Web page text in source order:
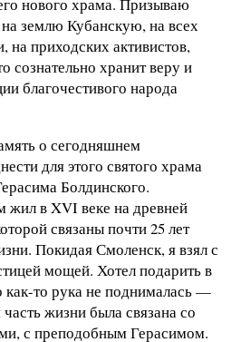
нового храма. Призываю
землю Кубанскую, на всех
на приходских активистов,
сознательно хранит веру и
благочестивого народа
о сегодняшнем
для этого святого храма
Болдинского.
в XVI веке на древней
связаны почти 25 лет
Покидая Смоленск, я взял с
мощей. Хотел подарить в
как-то рука не поднималась —
часть жизни была связана со
с преподобным Герасимом.